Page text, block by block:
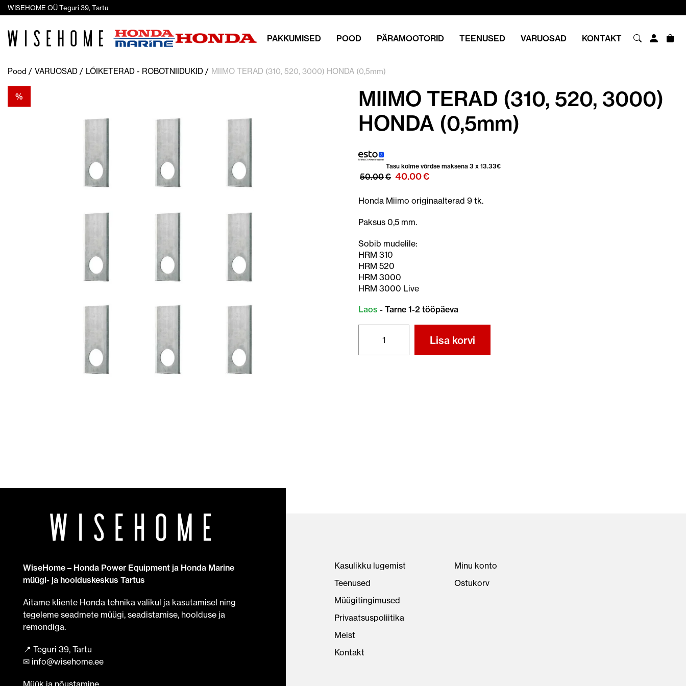
WISEHOME OÜ Teguri 39, Tartu
PAKKUMISED POOD PÄRAMOOTORID TEENUSED VARUOSAD KONTAKT
Pood VARUOSAD LÕIKETERAD - ROBOTNIIDUKID MIIMO TERAD (310, 520, 3000) HONDA (0,5mm)
%
MIIMO TERAD (310, 520, 3000)
HONDA (0,5mm)
Tasu kolme võrdse maksena 3 x 13.33€
50.00€ Algne
oli:
40.00€
on:
Honda Miimo originaalterad 9 tk.
Paksus 0,5 mm.
Sobib mudelile:
HRM 310
HRM 520
HRM 3000
HRM 3000 Live
Laos - Tarne 1-2 tööpäeva
TERAD
Lisa korvi
WiseHome – Honda Power Equipment ja Honda Marine
müügi- ja hoolduskeskus Tartus
Aitame kliente Honda tehnika valikul ja kasutamisel ning
tegeleme seadmete müügi, seadistamise, hoolduse ja
remondiga.
📍 Teguri 39, Tartu
✉ info@wisehome.ee
Müük ja nõustamine
Kasulikku lugemist
Teenused
Müügitingimused
Privaatsuspoliitika
Meist
Kontakt
Minu konto
Ostukorv